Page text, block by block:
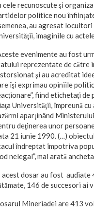
cele recunoscute şi
politice nou
au agresat
imaginile cu
evenimente au fost
reprezentate de către
şi au acreditat
îşi exprimau opiniile
fiind etichetaţi de
Universităţii, împreună
aparţinând
deţinerea unor
21 iunie 1990. (…)
îndreptat împotriva
nelegal”, mai arată
acest dosar au fost audiate
146 de succesori ai
Mineriadei are 413